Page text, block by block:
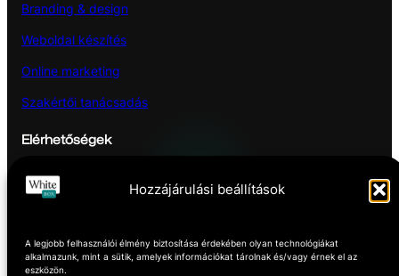
Hozzájárulási beállítások
A legjobb felhasználói élmény biztosítása érdekében olyan technológiákat
alkalmazunk, mint a sütik, amelyek információkat tárolnak és/vagy érnek el az
eszközön.
Branding & design
Weboldal készítés
Online marketing
Szakértői tanácsadás
Elérhetőségek
Pécs
Hétfőtől – Pénteking
8:00 -16:00